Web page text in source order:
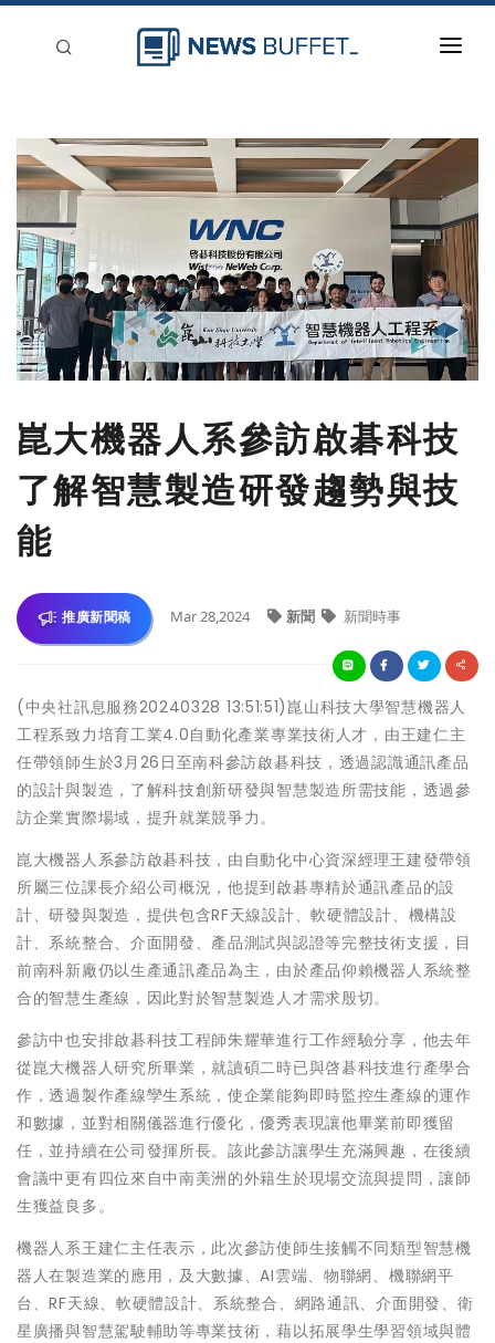
新聞稿分類
登入
刊登
崑大機器人系參訪啟碁科技
了解智慧製造研發趨勢與技
能
推廣新聞稿 Mar 28,2024 新聞 新聞時事
(中央社訊息服務20240328 13:51:51)崑山科技大學智慧機器人
工程系致力培育工業4.0自動化產業專業技術人才，由王建仁主
任帶領師生於3月26日至南科參訪啟碁科技，透過認識通訊產品
的設計與製造，了解科技創新研發與智慧製造所需技能，透過參
訪企業實際場域，提升就業競爭力。
崑大機器人系參訪啟碁科技，由自動化中心資深經理王建發帶領
所屬三位課長介紹公司概況，他提到啟碁專精於通訊產品的設
計、研發與製造，提供包含RF天線設計、軟硬體設計、機構設
計、系統整合、介面開發、產品測試與認證等完整技術支援，目
前南科新廠仍以生產通訊產品為主，由於產品仰賴機器人系統整
合的智慧生產線，因此對於智慧製造人才需求殷切。
參訪中也安排啟碁科技工程師朱耀華進行工作經驗分享，他去年
從崑大機器人研究所畢業，就讀碩二時已與啓碁科技進行產學合
作，透過製作產線孿生系統，使企業能夠即時監控生產線的運作
和數據，並對相關儀器進行優化，優秀表現讓他畢業前即獲留
任，並持續在公司發揮所長。該此參訪讓學生充滿興趣，在後續
會議中更有四位來自中南美洲的外籍生於現場交流與提問，讓師
生獲益良多。
機器人系王建仁主任表示，此次參訪使師生接觸不同類型智慧機
器人在製造業的應用，及大數據、AI雲端、物聯網、機聯網平
台、RF天線、軟硬體設計、系統整合、網路通訊、介面開發、衛
星廣播與智慧駕駛輔助等專業技術，藉以拓展學生學習領域與體